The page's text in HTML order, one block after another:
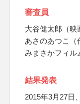
審査員
大谷健太郎（映
あさのあつこ（
みまさかフィル
結果発表
2015年3月27日